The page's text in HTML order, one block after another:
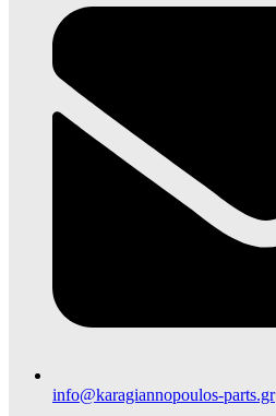
info@karagiannopoulos-parts.gr